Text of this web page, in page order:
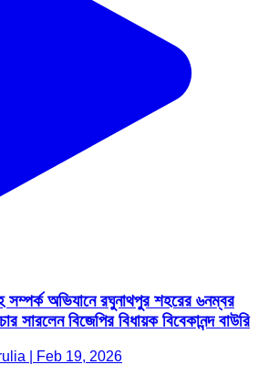
সম্পর্ক অভিযানে রঘুনাথপুর শহরের ৬নম্বর
সারলেন বিজেপির বিধায়ক বিবেকানন্দ বাউরি
| Feb 19, 2026